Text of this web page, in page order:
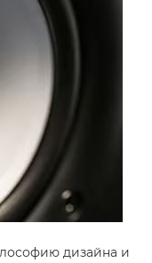
дизайна и